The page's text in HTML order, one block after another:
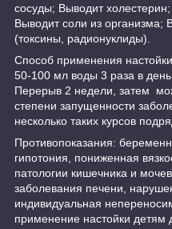
сосуды; Выводит
Выводит соли из организма;
(токсины, радионуклиды).
Способ применения
50-100 мл воды 3 раза в
Перерыв 2 недели, затем
степени запущенности
несколько таких курсов
Противопоказания:
гипотония, пониженная
патологии кишечника и
заболевания печени,
индивидуальная
применение настойки детям